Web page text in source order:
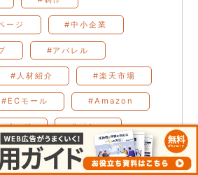
ージ #中小企業
#アパレル
#人材紹介 #楽天市場
#ECモール #Amazon
ピング #バナー
#LP #薬事法